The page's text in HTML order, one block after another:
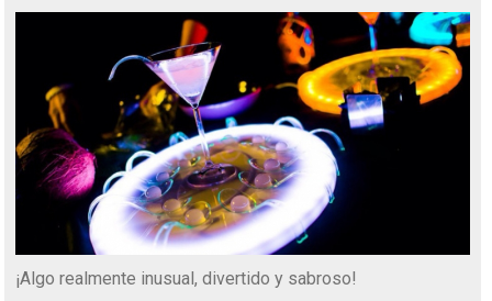
¡Algo realmente inusual, divertido y sabroso!